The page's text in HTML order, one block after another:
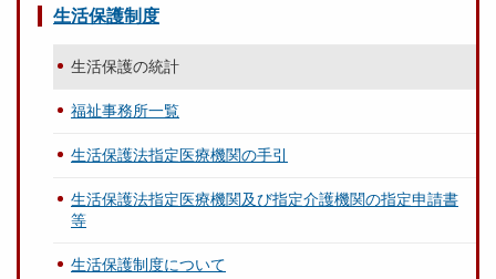
生活保護制度
生活保護の統計
福祉事務所一覧
生活保護法指定医療機関の手引
生活保護法指定医療機関及び指定介護機関の指定申請書
等
生活保護制度について